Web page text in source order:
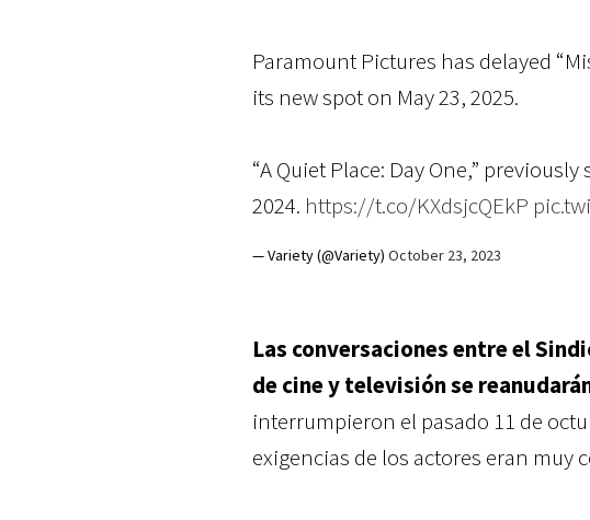
Paramount Pictures has delayed
its new spot on May 23, 2025.
“A Quiet Place: Day One,”
2024. https://t.co/KXdsjcQEkP
— Variety (@Variety) October 23, 2023
Las conversaciones entre el
de cine y televisión se
interrumpieron el pasado 11 de
exigencias de los actores eran muy